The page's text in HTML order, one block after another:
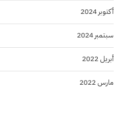
أكتوبر 2024
سبتمبر 2024
أبريل 2022
مارس 2022